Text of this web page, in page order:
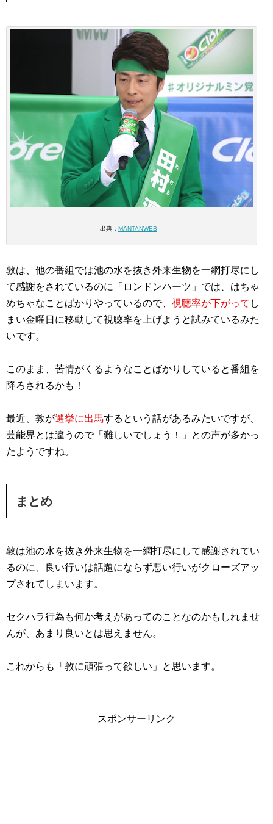
出典； MANTANWEB
敦は、他の番組では池の水を抜き外来生物を一網打尽にし
て感謝をされているのに「ロンドンハーツ」では、はちゃ
めちゃなことばかりやっているので、 視聴率が下がって し
まい金曜日に移動して視聴率を上げようと試みているみた
いです。
このまま、苦情がくるようなことばかりしていると番組を
降ろされるかも！
最近、敦が選挙に出馬するという話があるみたいですが、
芸能界とは違うので「難しいでしょう！」との声が多かっ
たようですね。
まとめ
敦は池の水を抜き外来生物を一網打尽にして感謝されてい
るのに、良い行いは話題にならず悪い行いがクローズアッ
プされてしまいます。
セクハラ行為も何か考えがあってのことなのかもしれませ
んが、あまり良いとは思えません。
これからも「敦に頑張って欲しい」と思います。
スポンサーリンク